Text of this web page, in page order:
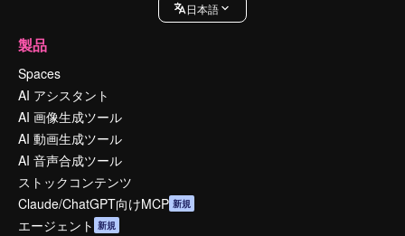
日本語
製品
Spaces
AI アシスタント
AI 画像生成ツール
AI 動画生成ツール
AI 音声合成ツール
ストックコンテンツ
Claude/ChatGPT向けMCP 新規
エージェント 新規